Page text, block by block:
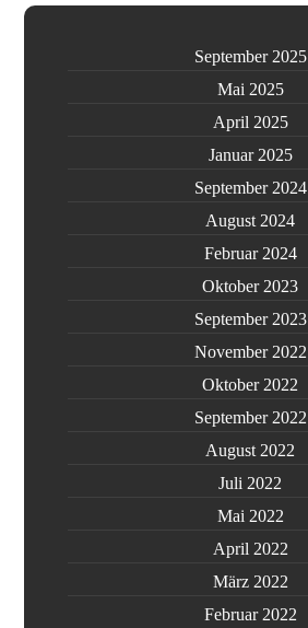
September 2025
Mai 2025
April 2025
Januar 2025
September 2024
August 2024
Februar 2024
Oktober 2023
September 2023
November 2022
Oktober 2022
September 2022
August 2022
Juli 2022
Mai 2022
April 2022
März 2022
Februar 2022